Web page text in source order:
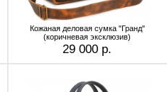
Кожаная деловая сумка "Гранд"
(коричневая эксклюзив)
29 000 р.